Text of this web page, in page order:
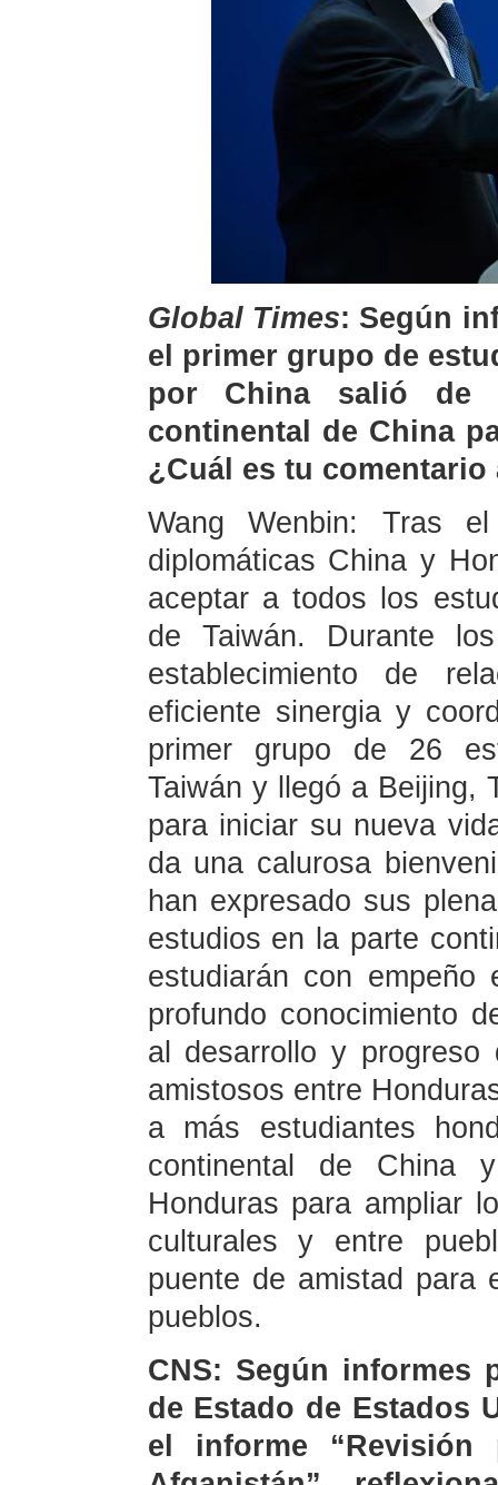
Global Times: Según
el primer grupo de
por China salió de
continental de China
¿Cuál es tu comentario
Wang Wenbin: Tras
diplomáticas China y
aceptar a todos los
de Taiwán. Durante
establecimiento de
eficiente sinergia y
primer grupo de 26
Taiwán y llegó a Beijing,
para iniciar su nueva
da una calurosa
han expresado sus
estudios en la parte
estudiarán con
profundo conocimiento
al desarrollo y progreso
amistosos entre
a más estudiantes
continental de China
Honduras para ampliar
culturales y entre
puente de amistad para
pueblos.
CNS: Según informes
de Estado de Estados
el informe